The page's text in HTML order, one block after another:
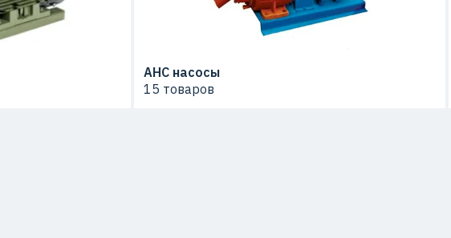
АНС насосы
15 товаров